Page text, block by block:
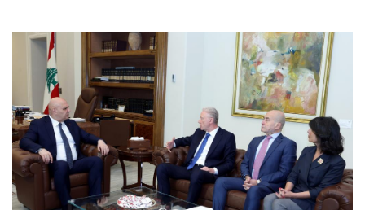
شروط الإشتراك
Digital solutions by